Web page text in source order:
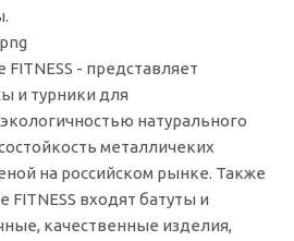
- представляет
и турники для
натурального
металличеких
на российском рынке. Также
FITNESS входят батуты и
качественные изделия,